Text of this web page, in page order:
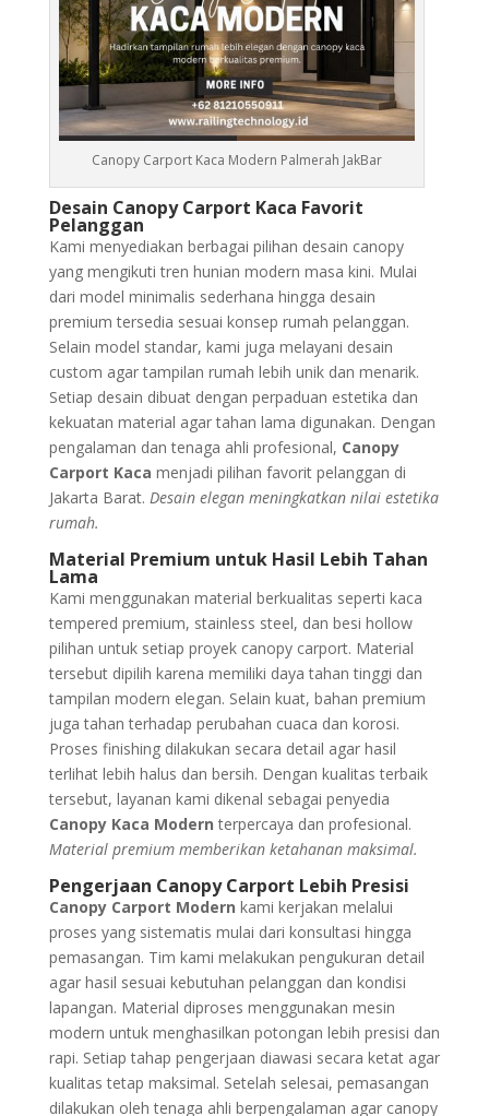
Canopy Carport Kaca Modern Palmerah JakBar
Desain Canopy Carport Kaca Favorit
Pelanggan
Kami menyediakan berbagai pilihan desain canopy
yang mengikuti tren hunian modern masa kini. Mulai
dari model minimalis sederhana hingga desain
premium tersedia sesuai konsep rumah pelanggan.
Selain model standar, kami juga melayani desain
custom agar tampilan rumah lebih unik dan menarik.
Setiap desain dibuat dengan perpaduan estetika dan
kekuatan material agar tahan lama digunakan. Dengan
pengalaman dan tenaga ahli profesional, Canopy
Carport Kaca menjadi pilihan favorit pelanggan di
Jakarta Barat. Desain elegan meningkatkan nilai estetika
rumah.
Material Premium untuk Hasil Lebih Tahan
Lama
Kami menggunakan material berkualitas seperti kaca
tempered premium, stainless steel, dan besi hollow
pilihan untuk setiap proyek canopy carport. Material
tersebut dipilih karena memiliki daya tahan tinggi dan
tampilan modern elegan. Selain kuat, bahan premium
juga tahan terhadap perubahan cuaca dan korosi.
Proses finishing dilakukan secara detail agar hasil
terlihat lebih halus dan bersih. Dengan kualitas terbaik
tersebut, layanan kami dikenal sebagai penyedia
Canopy Kaca Modern terpercaya dan profesional.
Material premium memberikan ketahanan maksimal.
Pengerjaan Canopy Carport Lebih Presisi
Canopy Carport Modern kami kerjakan melalui
proses yang sistematis mulai dari konsultasi hingga
pemasangan. Tim kami melakukan pengukuran detail
agar hasil sesuai kebutuhan pelanggan dan kondisi
lapangan. Material diproses menggunakan mesin
modern untuk menghasilkan potongan lebih presisi dan
rapi. Setiap tahap pengerjaan diawasi secara ketat agar
kualitas tetap maksimal. Setelah selesai, pemasangan
dilakukan oleh tenaga ahli berpengalaman agar canopy